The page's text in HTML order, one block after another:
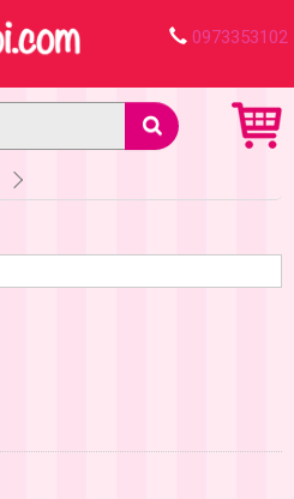
0973353102